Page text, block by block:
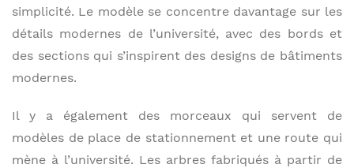
simplicité. Le modèle se concentre davantage sur les
détails modernes de l’université, avec des bords et
des sections qui s’inspirent des designs de bâtiments
modernes.
Il y a également des morceaux qui servent de
modèles de place de stationnement et une route qui
mène à l’université. Les arbres fabriqués à partir de